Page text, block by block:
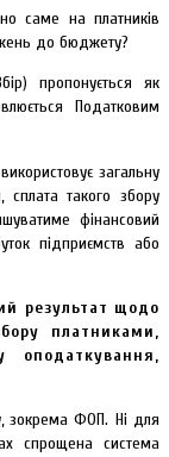
саме на платників
до бюджету?
пропонується як
Податковим
загальну
такого збору
фінансовий
підприємств або
результат щодо
платниками,
оподаткування,
зокрема ФОП. Ні для
спрощена система